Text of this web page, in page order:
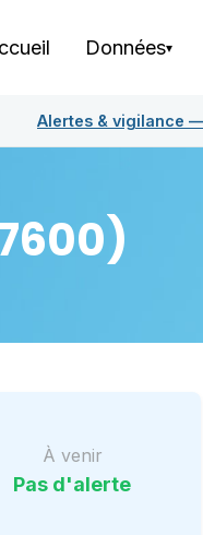
Données▾
Alertes & vigilance —
À venir
Pas d'alerte